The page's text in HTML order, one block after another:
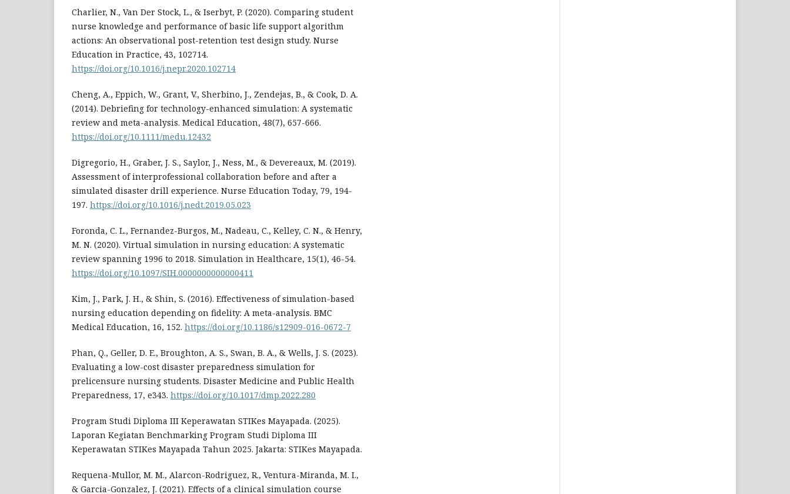
Charlier, N., Van Der Stock, L., & Iserbyt, P. (2020). Comparing student
nurse knowledge and performance of basic life support algorithm
actions: An observational post-retention test design study. Nurse
Education in Practice, 43, 102714.
https://doi.org/10.1016/j.nepr.2020.102714
Cheng, A., Eppich, W., Grant, V., Sherbino, J., Zendejas, B., & Cook, D. A.
(2014). Debriefing for technology-enhanced simulation: A systematic
review and meta-analysis. Medical Education, 48(7), 657-666.
https://doi.org/10.1111/medu.12432
Digregorio, H., Graber, J. S., Saylor, J., Ness, M., & Devereaux, M. (2019).
Assessment of interprofessional collaboration before and after a
simulated disaster drill experience. Nurse Education Today, 79, 194-
197. https://doi.org/10.1016/j.nedt.2019.05.023
Foronda, C. L., Fernandez-Burgos, M., Nadeau, C., Kelley, C. N., & Henry,
M. N. (2020). Virtual simulation in nursing education: A systematic
review spanning 1996 to 2018. Simulation in Healthcare, 15(1), 46-54.
https://doi.org/10.1097/SIH.0000000000000411
Kim, J., Park, J. H., & Shin, S. (2016). Effectiveness of simulation-based
nursing education depending on fidelity: A meta-analysis. BMC
Medical Education, 16, 152. https://doi.org/10.1186/s12909-016-0672-7
Phan, Q., Geller, D. E., Broughton, A. S., Swan, B. A., & Wells, J. S. (2023).
Evaluating a low-cost disaster preparedness simulation for
prelicensure nursing students. Disaster Medicine and Public Health
Preparedness, 17, e343. https://doi.org/10.1017/dmp.2022.280
Program Studi Diploma III Keperawatan STIKes Mayapada. (2025).
Laporan Kegiatan Benchmarking Program Studi Diploma III
Keperawatan STIKes Mayapada Tahun 2025. Jakarta: STIKes Mayapada.
Requena-Mullor, M. M., Alarcon-Rodriguez, R., Ventura-Miranda, M. I.,
& Garcia-Gonzalez, J. (2021). Effects of a clinical simulation course